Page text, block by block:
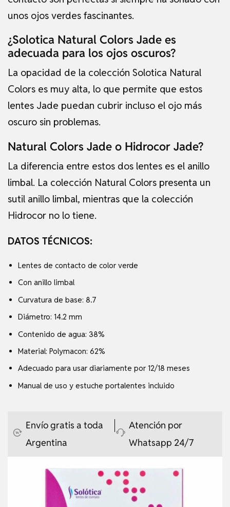
unos ojos verdes fascinantes.
¿Solotica Natural Colors Jade es
adecuada para los ojos oscuros?
La opacidad de la colección Solotica Natural
Colors es muy alta, lo que permite que estos
lentes Jade puedan cubrir incluso el ojo más
oscuro sin problemas.
Natural Colors Jade o Hidrocor Jade?
La diferencia entre estos dos lentes es el anillo
limbal. La colección Natural Colors presenta un
sutil anillo limbal, mientras que la colección
Hidrocor no lo tiene.
DATOS TÉCNICOS:
Lentes de contacto de color verde
Con anillo limbal
Curvatura de base: 8.7
Diámetro: 14.2 mm
Contenido de agua: 38%
Material: Polymacon: 62%
Adecuado para usar diariamente por 12/18 meses
Manual de uso y estuche portalentes incluido
Envío gratis a toda
Argentina
Atención por
Whatsapp 24/7